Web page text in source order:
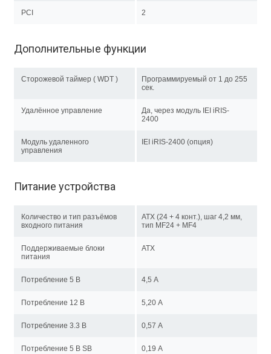
PCI 2
Дополнительные функции
Сторожевой таймер ( WDT )
Программируемый от 1 до 255
сек.
Удалённое управление
Да, через модуль IEI iRIS-
2400
Модуль удаленного
управления
IEI iRIS-2400 (опция)
Питание устройства
Количество и тип разъёмов
входного питания
ATX (24 + 4 конт.), шаг 4,2 мм,
тип MF24 + MF4
Поддерживаемые блоки
питания
ATX
Потребление 5 В 4,5 А
Потребление 12 В 5,20 А
Потребление 3.3 В 0,57 А
Потребление 5 В SB 0,19 А